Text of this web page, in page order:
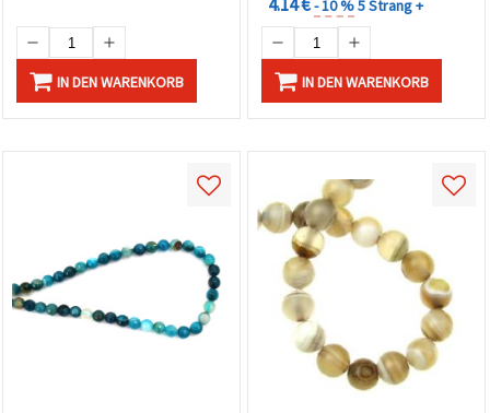
IN DEN WARENKORB
- 10 %5 Strang +
IN DEN WARENKORB